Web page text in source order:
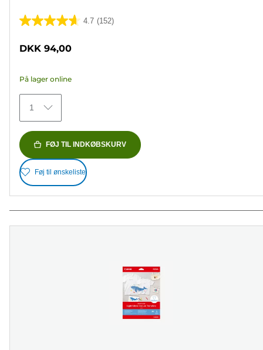
4.7 (152)
4.7
af
stjerner.
152
anmeldelser
DKK 94,00
På lager online
1
FØJ TIL INDKØBSKURV
Føj til ønskeliste